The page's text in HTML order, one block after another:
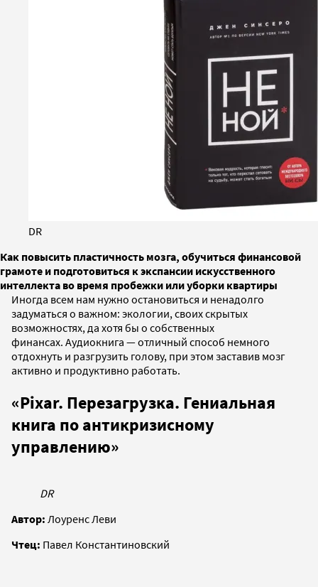
DR
Как повысить пластичность мозга, обучиться финансовой
грамоте и подготовиться к экспансии искусственного
интеллекта во время пробежки или уборки квартиры
Иногда всем нам нужно остановиться и ненадолго
задуматься о важном: экологии, своих скрытых
возможностях, да хотя бы о собственных
финансах. Аудиокнига — отличный способ немного
отдохнуть и разгрузить голову, при этом заставив мозг
активно и продуктивно работать.
«Pixar. Перезагрузка. Гениальная
книга по антикризисному
управлению»
DR
Автор: Лоуренс Леви
Чтец: Павел Константиновский